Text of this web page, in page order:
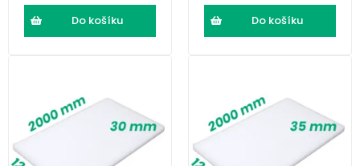
Do košíku Do košíku